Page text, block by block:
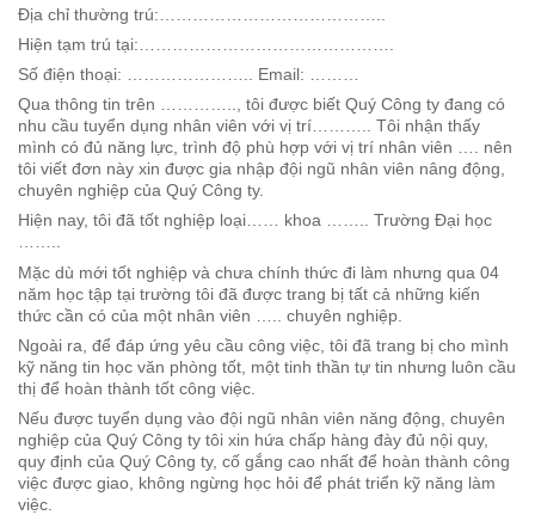
Địa chỉ thường trú:…………………………………..
Hiện tạm trú tại:……………………………………….
Số điện thoại: ………………….. Email: ………
Qua thông tin trên ………….., tôi được biết Quý Công ty đang có
nhu cầu tuyển dụng nhân viên với vị trí……….. Tôi nhận thấy
mình có đủ năng lực, trình độ phù hợp với vị trí nhân viên …. nên
tôi viết đơn này xin được gia nhập đội ngũ nhân viên nâng động,
chuyên nghiệp của Quý Công ty.
Hiện nay, tôi đã tốt nghiệp loại…… khoa …….. Trường Đại học
……..
Mặc dù mới tốt nghiệp và chưa chính thức đi làm nhưng qua 04
năm học tập tại trường tôi đã được trang bị tất cả những kiến
thức cần có của một nhân viên ….. chuyên nghiệp.
Ngoài ra, để đáp ứng yêu cầu công việc, tôi đã trang bị cho mình
kỹ năng tin học văn phòng tốt, một tinh thần tự tin nhưng luôn cầu
thị để hoàn thành tốt công việc.
Nếu được tuyển dụng vào đội ngũ nhân viên năng động, chuyên
nghiệp của Quý Công ty tôi xin hứa chấp hàng đày đủ nội quy,
quy định của Quý Công ty, cố gắng cao nhất để hoàn thành công
việc được giao, không ngừng học hỏi để phát triển kỹ năng làm
việc.